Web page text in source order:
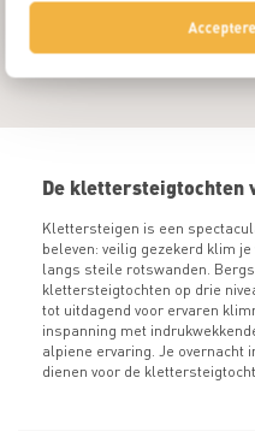
De klettersteigtochten
Klettersteigen is een
beleven: veilig gezekerd klim
langs steile rotswanden.
klettersteigtochten op drie
tot uitdagend voor ervaren
inspanning met
alpiene ervaring. Je overnacht
dienen voor de